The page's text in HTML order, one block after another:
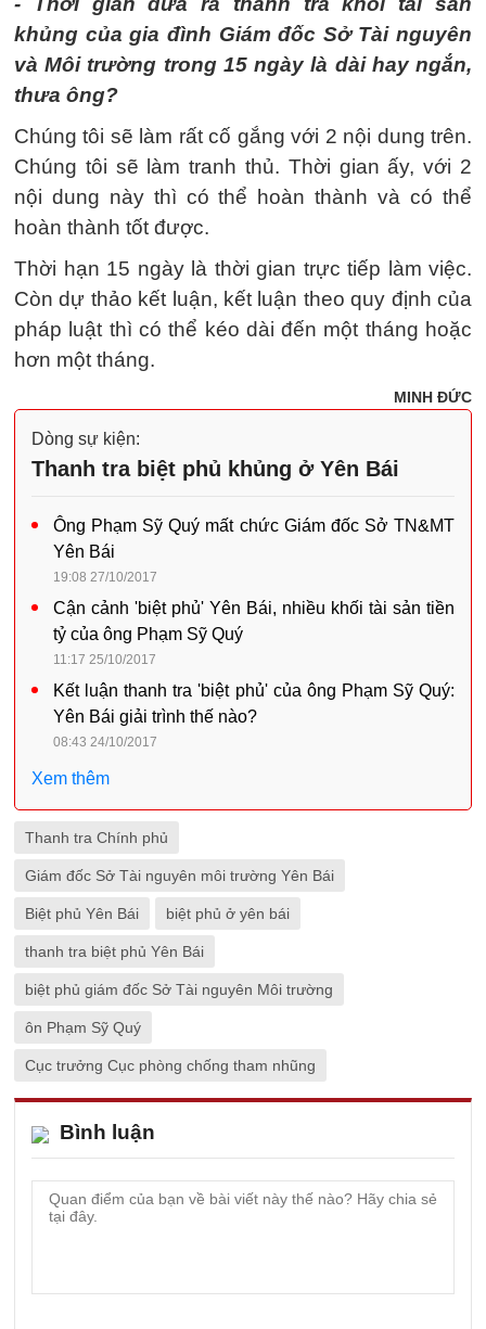
khủng của gia đình Giám đốc Sở Tài nguyên
và Môi trường trong 15 ngày là dài hay ngắn,
thưa ông?
Chúng tôi sẽ làm rất cố gắng với 2 nội dung trên.
Chúng tôi sẽ làm tranh thủ. Thời gian ấy, với 2
nội dung này thì có thể hoàn thành và có thể
hoàn thành tốt được.
Thời hạn 15 ngày là thời gian trực tiếp làm việc.
Còn dự thảo kết luận, kết luận theo quy định của
pháp luật thì có thể kéo dài đến một tháng hoặc
hơn một tháng.
MINH ĐỨC
Dòng sự kiện:
Thanh tra biệt phủ khủng ở Yên Bái
Ông Phạm Sỹ Quý mất chức Giám đốc Sở TN&MT
Yên Bái
19:08 27/10/2017
Cận cảnh 'biệt phủ' Yên Bái, nhiều khối tài sản tiền
tỷ của ông Phạm Sỹ Quý
11:17 25/10/2017
Kết luận thanh tra 'biệt phủ' của ông Phạm Sỹ Quý:
Yên Bái giải trình thế nào?
08:43 24/10/2017
Xem thêm
Thanh tra Chính phủ
Giám đốc Sở Tài nguyên môi trường Yên Bái
Biệt phủ Yên Bái biệt phủ ở yên bái
thanh tra biệt phủ Yên Bái
biệt phủ giám đốc Sở Tài nguyên Môi trường
ôn Phạm Sỹ Quý
Cục trưởng Cục phòng chống tham nhũng
Bình luận